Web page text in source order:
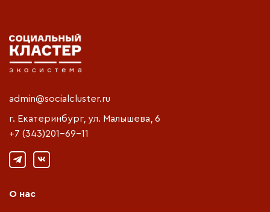
admin@socialcluster.ru
г. Екатеринбург, ул. Малышева, 6
+7 (343)201-69-11
О нас